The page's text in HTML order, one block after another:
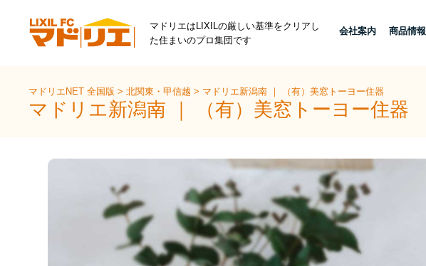
マドリエはLIXILの厳しい基準をクリアし
た住まいのプロ集団です
会社案内 商品情報
マドリエNET 全国版>北関東・甲信越> マドリエ新潟南 ｜ （有）美窓トーヨー住器
マドリエ新潟南 ｜ （有）美窓トーヨー住器